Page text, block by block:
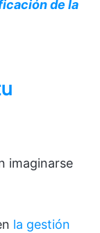
de la
imaginarse
la gestión